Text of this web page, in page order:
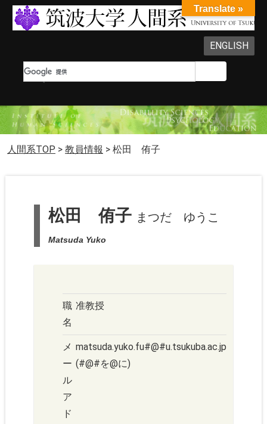
ENGLISH
人間系TOP > 教員情報 > 松田 侑子
松田 侑子 まつだ ゆうこ
Matsuda Yuko
職
名
准教授
メ
ー
ル
ア
ド
matsuda.yuko.fu#@#u.tsukuba.ac.jp
(#@#を@に)
Translate »